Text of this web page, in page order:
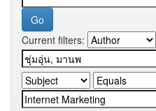
Current filters: